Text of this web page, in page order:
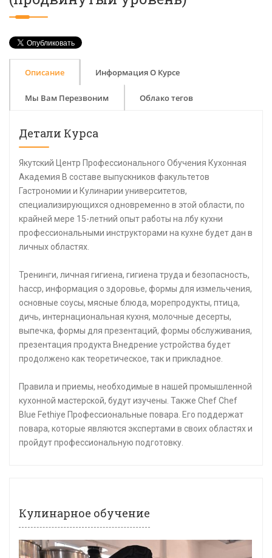
Описание Информация О Курсе
Мы Вам Перезвоним Облако тегов
Детали Курса
Якутский Центр Профессионального Обучения Кухонная
Академия В составе выпускников факультетов
Гастрономии и Кулинарии университетов,
специализирующихся одновременно в этой области, по
крайней мере 15-летний опыт работы на лбу кухни
профессиональными инструкторами на кухне будет дан в
личных областях.
Тренинги, личная гигиена, гигиена труда и безопасность,
haccp, информация о здоровье, формы для измельчения,
основные соусы, мясные блюда, морепродукты, птица,
дичь, интернациональная кухня, молочные десерты,
выпечка, формы для презентаций, формы обслуживания,
презентация продукта Внедрение устройства будет
продолжено как теоретическое, так и прикладное.
Правила и приемы, необходимые в нашей промышленной
кухонной мастерской, будут изучены. Также Chef Chef
Blue Fethiye Профессиональные повара. Его поддержат
повара, которые являются экспертами в своих областях и
пройдут профессиональную подготовку.
Кулинарное обучение